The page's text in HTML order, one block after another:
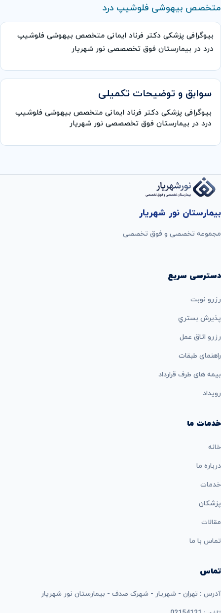
متخصص بیهوشی فلوشیپ درد
بیوگرافی پزشکی دکتر فرناد ایمانی متخصص بیهوشی فلوشیپ
درد در بیمارستان فوق تخصصصی نور شهریار
سوابق و توضیحات تکمیلی
بیوگرافی پزشکی دکتر فرناد ایمانی متخصص بیهوشی فلوشیپ
درد در بیمارستان فوق تخصصصی نور شهریار
بیمارستان نور شهریار
مجموعه تخصصی و فوق تخصصی
دسترسی سریع
رزرو نوبت
پذيرش بستري
رزرو اتاق عمل
راهنمای طبقات
بيمه های طرف قرارداد
رویداد
خدمات ما
خانه
درباره ما
خدمات
پزشکان
مقالات
تماس با ما
تماس
آدرس : تهران - شهریار - شهرک صدف - بیمارستان نور شهریار